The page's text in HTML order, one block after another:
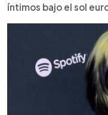
íntimos bajo el sol